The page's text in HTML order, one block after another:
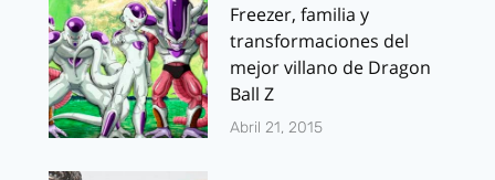
Freezer, familia y
transformaciones del
mejor villano de Dragon
Ball Z
Abril 21, 2015